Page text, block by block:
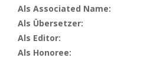
Als Associated Name:
Als Übersetzer:
Als Editor:
Als Honoree: